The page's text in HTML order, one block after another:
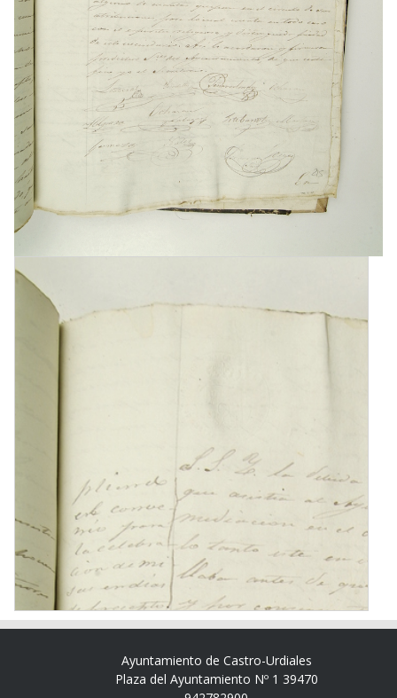
Ayuntamiento de Castro-Urdiales
Plaza del Ayuntamiento Nº 1 39470